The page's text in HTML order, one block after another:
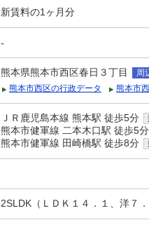
新賃料の1ヶ月分
-
熊本県熊本市西区春日３丁目
周
熊本市西区の行政データ
熊本市
ＪＲ鹿児島本線 熊本駅 徒歩5分
熊本市健軍線 二本木口駅 徒歩5分
熊本市健軍線 田崎橋駅 徒歩8分
2SLDK（ＬＤＫ１４．１、洋７